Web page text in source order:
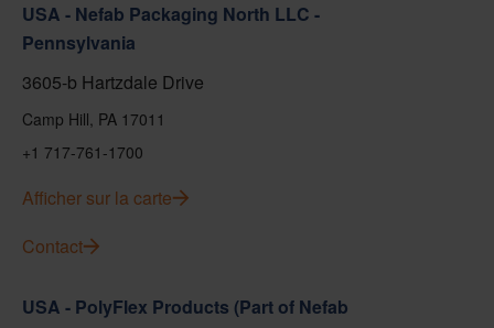
USA - Nefab Packaging North LLC -
Pennsylvania
3605-b Hartzdale Drive
Camp Hill, PA 17011
+1 717-761-1700
Afficher sur la carte
Contact
USA - PolyFlex Products (Part of Nefab